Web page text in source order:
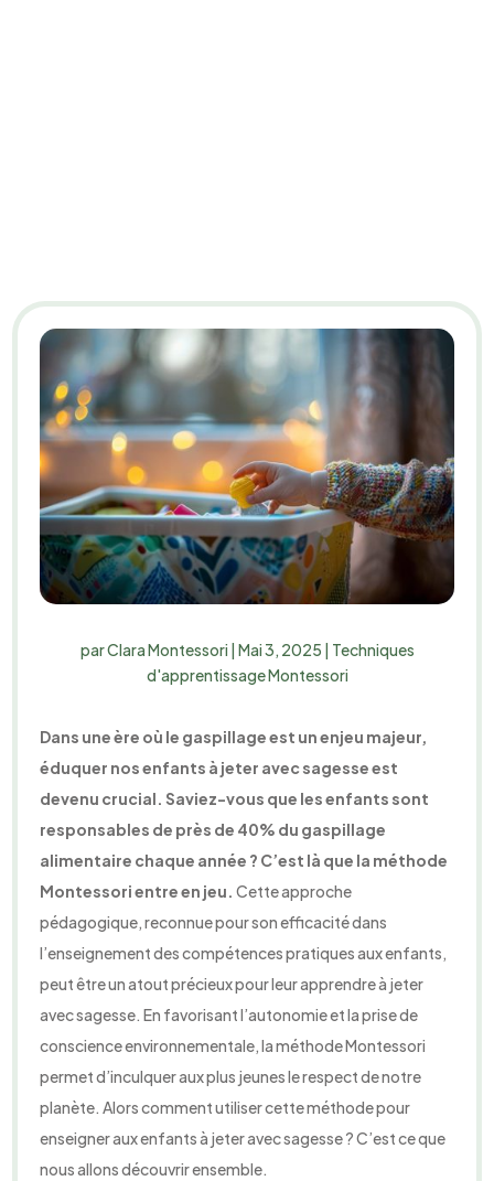
parClara Montessori Mai 3, 2025
Techniques
d'apprentissage Montessori
Dans une ère où le gaspillage est un enjeu majeur,
éduquer nos enfants à jeter avec sagesse est
devenu crucial. Saviez-vous que les enfants sont
responsables de près de 40% du gaspillage
alimentaire chaque année ? C’est là que la méthode
Montessori entre en jeu. Cette approche
pédagogique, reconnue pour son efficacité dans
l’enseignement des compétences pratiques aux enfants,
peut être un atout précieux pour leur apprendre à jeter
avec sagesse. En favorisant l’autonomie et la prise de
conscience environnementale, la méthode Montessori
permet d’inculquer aux plus jeunes le respect de notre
planète. Alors comment utiliser cette méthode pour
enseigner aux enfants à jeter avec sagesse ? C’est ce que
nous allons découvrir ensemble.